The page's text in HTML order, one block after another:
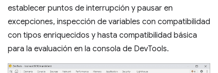
establecer puntos de interrupción y pausar en
excepciones, inspección de variables con compatibilidad
con tipos enriquecidos y hasta compatibilidad básica
para la evaluación en la consola de DevTools.